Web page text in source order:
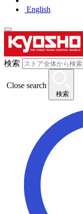
English
検索
Close search
検索